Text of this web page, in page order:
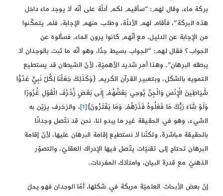
بركة ماء، وقال لهم: “سأقيم لكم أدلّة على أنّه لا يوجد ماء داخل
هذه البركة”، فأقام لهم الأدلّة، وطلب منهم الإجابة، فلم يتمكّنوا
من الإجابة عن الدليل، مع أنّهم كانوا يرون الماء. فسألوه عن
الجواب؟ فقال لهم: “الجواب بسيط جدًا، وهو أنّه ما ثبت بالوجدان لا
يبطله البرهان”. وهذا أمر شديد الأهميّة، لأنّ الشيطان قد يستطيع
التمويه بالشكل، وبتعبير القرآن الكريم ﴿وَكَذَلِكَ جَعَلْنَا لِكُلِّ نَبِيٍّ عَدُوًّا
شَيَاطِينَ الْإِنْسِ وَالْجِنِّ يُوحِي بَعْضُهُمْ إِلَى بَعْضٍ زُخْرُفَ الْقَوْلِ غُرُورًا
وَلَوْ شَاءَ رَبُّكَ مَا فَعَلُوهُ فَذَرْهُمْ وَمَا يَفْتَرُونَ﴾[1]
، والزخرف يزيّن به
الشيء، وهو في الحقيقة غير ما يبدو لنا، نحن قد نتّصل وجدانًا
بالحقيقة مباشرة، ولكنّنا لا نستطيع إقامة البرهان عليها، لأنّ إقامة
البرهان تحتاج إلى تقنيّات يتّصل فيها الإدراك العقليّ، والتصوّر
الذهنيّ مع قدرة البيان، وامتلاك المفردات.
إنّ بعض الأبحاث العلميّة مربكة في شكلها، أمّا الوجدان فهو يحلّ